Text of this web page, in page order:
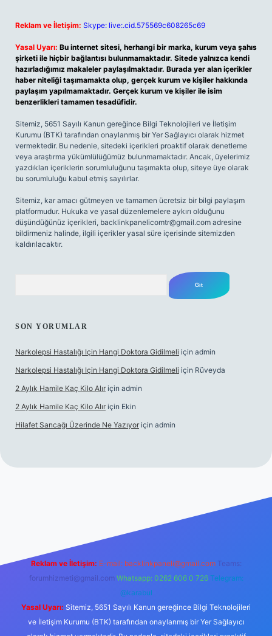
Reklam ve İletişim: Skype: live:.cid.575569c608265c69
Yasal Uyarı: Bu internet sitesi, herhangi bir marka, kurum veya şahıs
şirketi ile hiçbir bağlantısı bulunmamaktadır. Sitede yalnızca kendi
hazırladığımız makaleler paylaşılmaktadır. Burada yer alan içerikler
haber niteliği taşımamakta olup, gerçek kurum ve kişiler hakkında
paylaşım yapılmamaktadır. Gerçek kurum ve kişiler ile isim
benzerlikleri tamamen tesadüfidir.
Sitemiz, 5651 Sayılı Kanun gereğince Bilgi Teknolojileri ve İletişim
Kurumu (BTK) tarafından onaylanmış bir Yer Sağlayıcı olarak hizmet
vermektedir. Bu nedenle, sitedeki içerikleri proaktif olarak denetleme
veya araştırma yükümlülüğümüz bulunmamaktadır. Ancak, üyelerimiz
yazdıkları içeriklerin sorumluluğunu taşımakta olup, siteye üye olarak
bu sorumluluğu kabul etmiş sayılırlar.
Sitemiz, kar amacı gütmeyen ve tamamen ücretsiz bir bilgi paylaşım
platformudur. Hukuka ve yasal düzenlemelere aykırı olduğunu
düşündüğünüz içerikleri, backlinkpanelicomtr@gmail.com adresine
bildirmeniz halinde, ilgili içerikler yasal süre içerisinde sitemizden
kaldırılacaktır.
SON YORUMLAR
Narkolepsi Hastalığı Için Hangi Doktora Gidilmeli için admin
Narkolepsi Hastalığı Için Hangi Doktora Gidilmeli için Rüveyda
2 Aylık Hamile Kaç Kilo Alır için admin
2 Aylık Hamile Kaç Kilo Alır için Ekin
Hilafet Sancağı Üzerinde Ne Yazıyor için admin
Reklam ve İletişim: E-mail: backlinkpaneli@gmail.com Teams:
forumhizmeti@gmail.com Whatsapp: 0262 606 0 726 Telegram:
@karabul
Yasal Uyarı: Sitemiz, 5651 Sayılı Kanun gereğince Bilgi Teknolojileri
ve İletişim Kurumu (BTK) tarafından onaylanmış bir Yer Sağlayıcı